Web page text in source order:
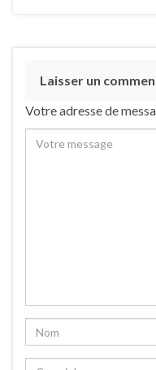
Laisser un
Votre adresse de